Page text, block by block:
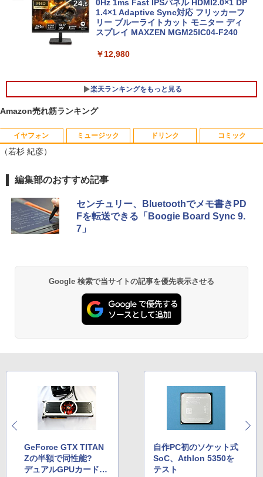
｜Microsoft Office搭載｜最大180日保証
｜Core i5 第8世代｜メモリ8GB SSD256
GB｜中古ノートパソコン Windows11 o
ffice付き｜中古ノートパソコン｜ノート
パソコンWindows11 第8世代｜パソコン
【全商品10%OFF+P5倍】【マウス＋キ
ーボード付属】Dell OptiPlex 3060 SFF
16GB SSD256GB 512GB USB無線LAN
トップパソコン 中古 パソコン モニタセ
ット
￥51,600
0Hz 1ms Fast IPSパネル HDMI2.0×1 DP
1.4×1 Adaptive Sync対応 フリッカーフ
リー ブルーライトカット モニター ディ
スプレイ MAXZEN MGM25IC04-F240
￥12,980
楽天ランキングをもっと見る
1
【中古】ナニワトモアレ【全28巻】完結
￥25,500
2
九条の大罪（17） 【電子書籍】[ 真鍋昌
時間停止勇者（22） 【電子書籍】[ 光永
康則 ]
魔国暮らしのトリニティ〜（14） 【電子
【予約商品】宇宙兄弟 コミック 全巻セッ
ト（1-46巻セット・以下続巻)小山宙哉
Amazon売れ筋ランキング
イヤフォン
Anker Soundcore P40i オフホワイト
￥7,990
Anker Soundcore Liberty 5 ミッドナイトブ
【2026年アップグレード版】AOKIMI ワイヤ
レスイヤホン bluetooth イヤホン V12 小型
軽量 ブルートゥースHi-Fi 最大36時間再生 ぶ
るーとゅーす コードレス ENCノイズキャン
付き 防水 タッチ式音量調整 スポーツ/通勤/通
学/WEB会議(ホワイト)
ミュージック
BRUCE WAYNE feat. Flo Milli, ATL Jacob
[Explicit]
￥250
￥250
On My Road (Stadium ver.)
On My Road (Stadium ver.)
￥250
BUGS LIFE
ドリンク
【Amazon.co.jp限定】 い・ろ・は・す 2L P
ET ラベルレス ×8本
￥1,112
ットル (Smart Basic)
￥1,380
by Amazon 炭酸水 ラベルレス 500ml ×24本
by Amazon 天然水ラベルレス 2L×9本
コミック
薬屋のひとりごと 17巻 (デジタル版ビッグガ
ンガンコミックス)
￥770
￥832
ONE PIECE モノクロ版 115 (ジャンプコミッ
HUNTER×HUNTER モノクロ版 39 (ジャンプ
コミックスDIGITAL)
スーパーの裏でヤニ吸うふたり 9巻 (デジタル
（若杉 紀彦）
編集部のおすすめ記事
センチュリー、Bluetoothでメモ書きPD
Fを転送できる「Boogie Board Sync 9.
7」
Google 検索で当サイトの記事を優先表示させる
GeForce GTX TITAN
Zの半額で同性能?
デュアルGPUカードR
自作PC初のソケット式
SoC、Athlon 5350を
テスト